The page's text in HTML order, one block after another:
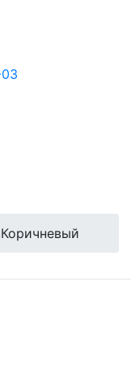
Коричневый